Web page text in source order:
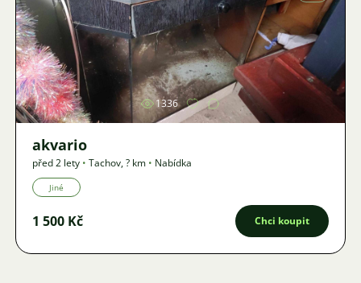
Obrázek
1336
akvario
před 2 lety • Tachov,? km • Nabídka
Jiné
1 500 Kč Chci koupit